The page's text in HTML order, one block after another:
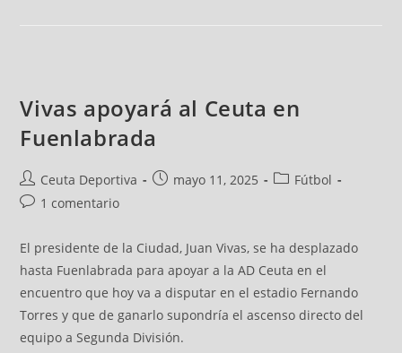
Vivas apoyará al Ceuta en
Fuenlabrada
Ceuta Deportiva mayo 11, 2025
Fútbol
1 comentario
El presidente de la Ciudad, Juan Vivas, se ha desplazado
hasta Fuenlabrada para apoyar a la AD Ceuta en el
encuentro que hoy va a disputar en el estadio Fernando
Torres y que de ganarlo supondría el ascenso directo del
equipo a Segunda División.